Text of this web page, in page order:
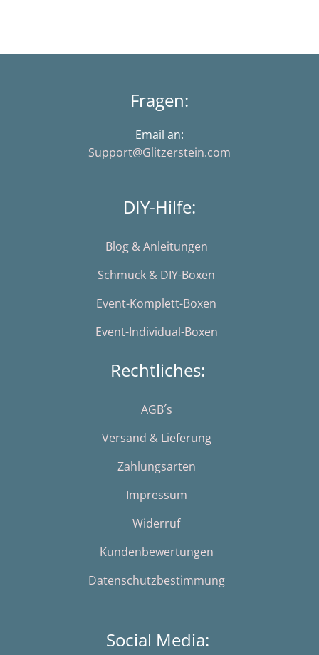
Fragen:
Email an:
Support@Glitzerstein.com
DIY-Hilfe:
Blog & Anleitungen
Schmuck & DIY-Boxen
Event-Komplett-Boxen
Event-Individual-Boxen
Rechtliches:
AGB´s
Versand & Lieferung
Zahlungsarten
Impressum
Widerruf
Kundenbewertungen
Datenschutzbestimmung
Social Media: